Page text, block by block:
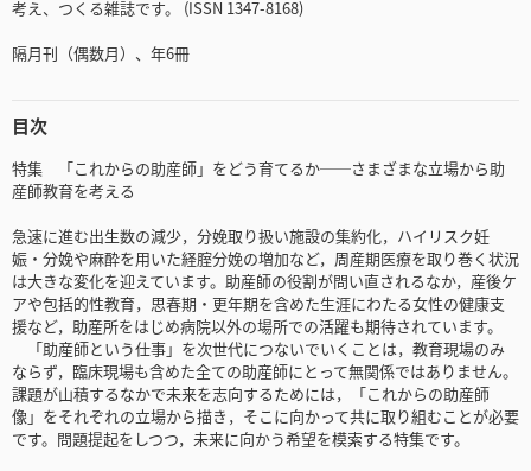
考え、つくる雑誌です。 (ISSN 1347-8168)
隔月刊（偶数月）、年6冊
目次
特集 「これからの助産師」をどう育てるか──さまざまな立場から助
産師教育を考える
急速に進む出生数の減少，分娩取り扱い施設の集約化，ハイリスク妊
娠・分娩や麻酔を用いた経腟分娩の増加など，周産期医療を取り巻く状況
は大きな変化を迎えています。助産師の役割が問い直されるなか，産後ケ
アや包括的性教育，思春期・更年期を含めた生涯にわたる女性の健康支
援など，助産所をはじめ病院以外の場所での活躍も期待されています。
「助産師という仕事」を次世代につないでいくことは，教育現場のみ
ならず，臨床現場も含めた全ての助産師にとって無関係ではありません。
課題が山積するなかで未来を志向するためには，「これからの助産師
像」をそれぞれの立場から描き，そこに向かって共に取り組むことが必要
です。問題提起をしつつ，未来に向かう希望を模索する特集です。